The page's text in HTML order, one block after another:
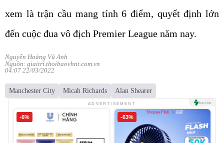
xem là trận cầu mang tính 6 điểm, quyết định lớn
đến cuộc đua vô địch Premier League năm nay.
Nguyễn Hoàng Vũ Anh
Nguồn: giaitri.thoibaovhnt.com.vn
04:07 22/03/2022
Manchester City Micah Richards Alan Shearer
ADVERTISEMENT
-6% -63%